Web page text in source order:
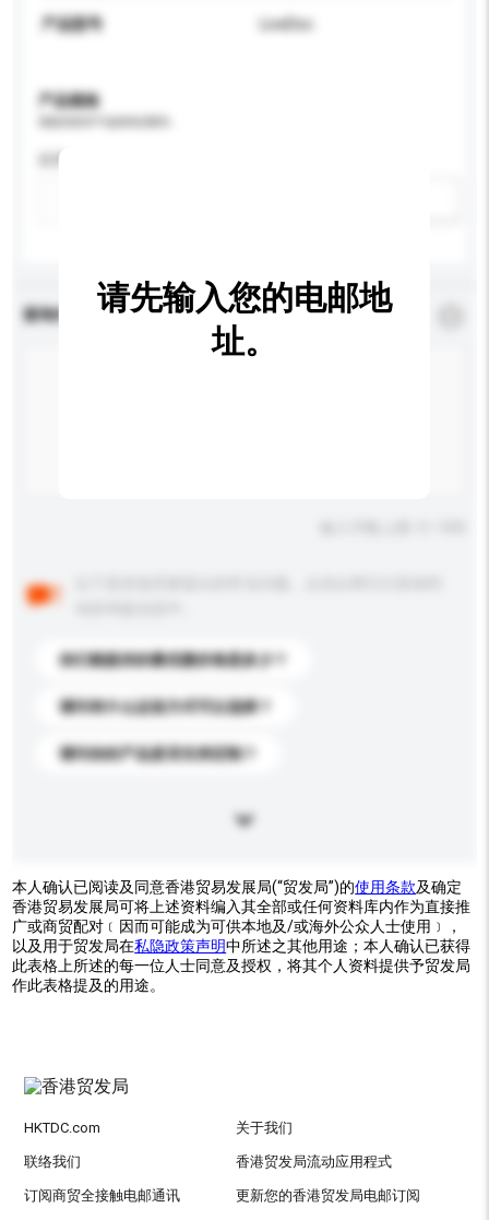
产品型号 LiveDoc
产品规格
应用
查询内容 * 必须填写
你们能提供的最优惠价格是多少？
请问有什么运送方式可以选择？
请问你的产品是否支持定制？
请先输入您的电邮地
址。
本人确认已阅读及同意香港贸易发展局(“贸发局”)的使用条款及确定
香港贸易发展局可将上述资料编入其全部或任何资料库内作为直接推
广或商贸配对﹝因而可能成为可供本地及/或海外公众人士使用﹞，
以及用于贸发局在私隐政策声明中所述之其他用途；本人确认已获得
此表格上所述的每一位人士同意及授权，将其个人资料提供予贸发局
作此表格提及的用途。
HKTDC.com 关于我们
联络我们 香港贸发局流动应用程式
订阅商贸全接触电邮通讯 更新您的香港贸发局电邮订阅